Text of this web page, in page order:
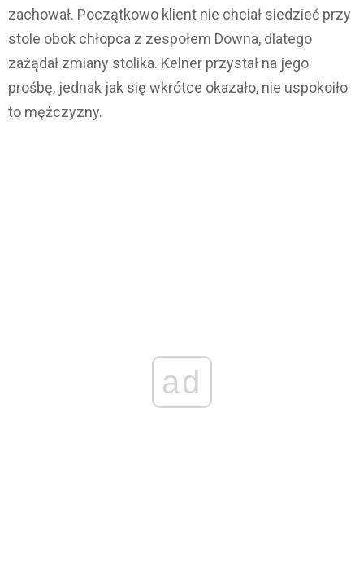
zachował. Początkowo klient nie chciał siedzieć przy
stole obok chłopca z zespołem Downa, dlatego
zażądał zmiany stolika. Kelner przystał na jego
prośbę, jednak jak się wkrótce okazało, nie uspokoiło
to mężczyzny.
ad